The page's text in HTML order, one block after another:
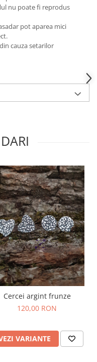
nu poate fi reprodus
pot aparea mici
cauza setarilor
Cercei argint frunze
120,00 RON
VARIANTE